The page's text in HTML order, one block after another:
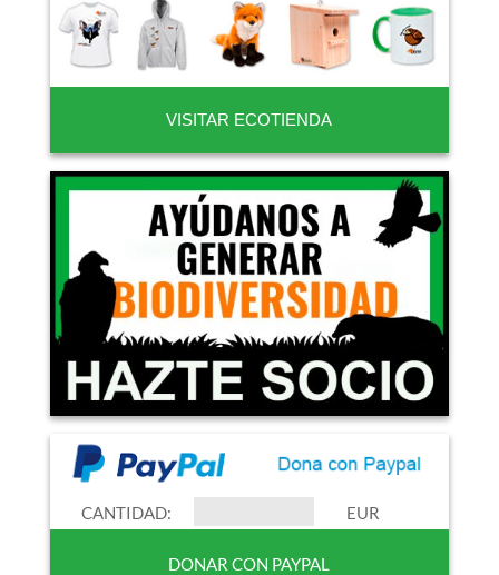
VISITAR ECOTIENDA
CANTIDAD: EUR